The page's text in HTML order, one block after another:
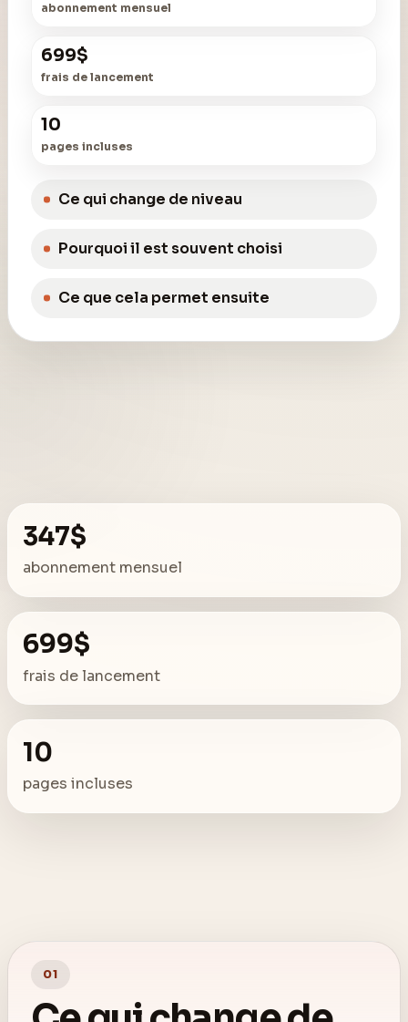
abonnement mensuel
699$
frais de lancement
10
pages incluses
Ce qui change de niveau
Pourquoi il est souvent choisi
Ce que cela permet ensuite
347$
abonnement mensuel
699$
frais de lancement
10
pages incluses
01